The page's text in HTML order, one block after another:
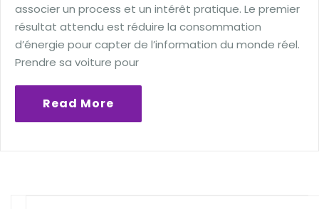
associer un process et un intérêt pratique. Le premier
résultat attendu est réduire la consommation
d’énergie pour capter de l’information du monde réel.
Prendre sa voiture pour
Read More